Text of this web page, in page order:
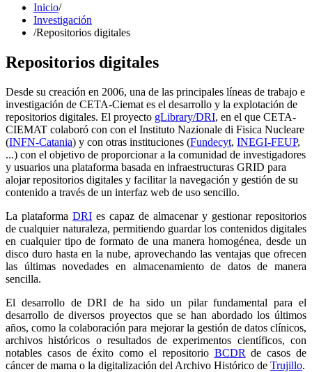
Inicio/
Investigación
/Repositorios digitales
Repositorios digitales
Desde su creación en 2006, una de las principales líneas de trabajo e
investigación de CETA-Ciemat es el desarrollo y la explotación de
repositorios digitales. El proyecto gLibrary/DRI, en el que CETA-
CIEMAT colaboró con con el Instituto Nazionale di Fisica Nucleare
(INFN-Catania) y con otras instituciones (Fundecyt, INEGI-FEUP,
...) con el objetivo de proporcionar a la comunidad de investigadores
y usuarios una plataforma basada en infraestructuras GRID para
alojar repositorios digitales y facilitar la navegación y gestión de su
contenido a través de un interfaz web de uso sencillo.
La plataforma DRI es capaz de almacenar y gestionar repositorios
de cualquier naturaleza, permitiendo guardar los contenidos digitales
en cualquier tipo de formato de una manera homogénea, desde un
disco duro hasta en la nube, aprovechando las ventajas que ofrecen
las últimas novedades en almacenamiento de datos de manera
sencilla.
El desarrollo de DRI de ha sido un pilar fundamental para el
desarrollo de diversos proyectos que se han abordado los últimos
años, como la colaboración para mejorar la gestión de datos clínicos,
archivos históricos o resultados de experimentos científicos, con
notables casos de éxito como el repositorio BCDR de casos de
cáncer de mama o la digitalización del Archivo Histórico de Trujillo.